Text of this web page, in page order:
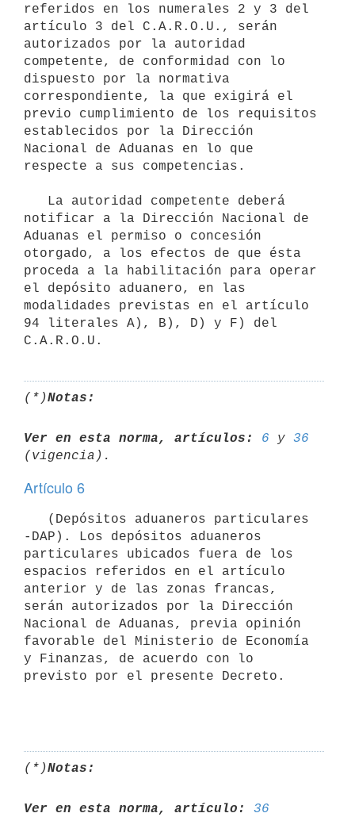
referidos en los numerales 2 y 3 del
artículo 3 del C.A.R.O.U., serán
autorizados por la autoridad
competente, de conformidad con lo
dispuesto por la normativa
correspondiente, la que exigirá el
previo cumplimiento de los requisitos
establecidos por la Dirección
Nacional de Aduanas en lo que
respecte a sus competencias.
notificar a la Dirección Nacional de
Aduanas el permiso o concesión
otorgado, a los efectos de que ésta
proceda a la habilitación para operar
el depósito aduanero, en las
modalidades previstas en el artículo
94 literales A), B), D) y F) del
(*)Notas:
Ver en esta norma, artículos: 6 y 36
Artículo 6
-DAP). Los depósitos aduaneros
particulares ubicados fuera de los
espacios referidos en el artículo
anterior y de las zonas francas,
serán autorizados por la Dirección
Nacional de Aduanas, previa opinión
favorable del Ministerio de Economía
y Finanzas, de acuerdo con lo
previsto por el presente Decreto.
(*)Notas:
Ver en esta norma, artículo:
36